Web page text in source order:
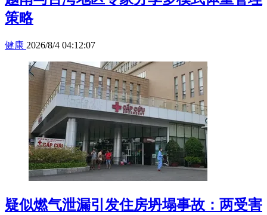
策略
健康 2026/8/4 04:12:07
疑似燃气泄漏引发住房坍塌事故：两受害